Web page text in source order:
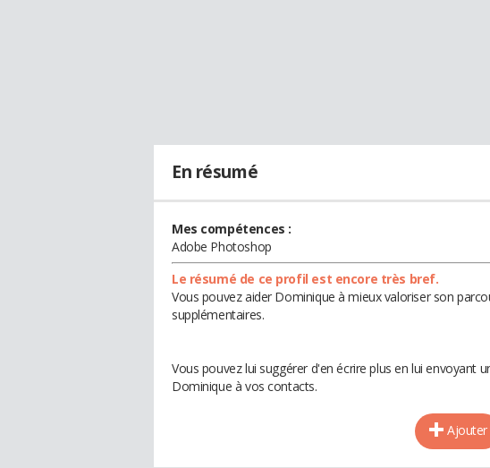
En résumé
Mes compétences :
Adobe Photoshop
Le résumé de ce profil est encore très bref.
Vous pouvez aider Dominique à mieux valoriser son
supplémentaires.
Vous pouvez lui suggérer d'en écrire plus en lui envoyant
Dominique à vos contacts.
Ajouter